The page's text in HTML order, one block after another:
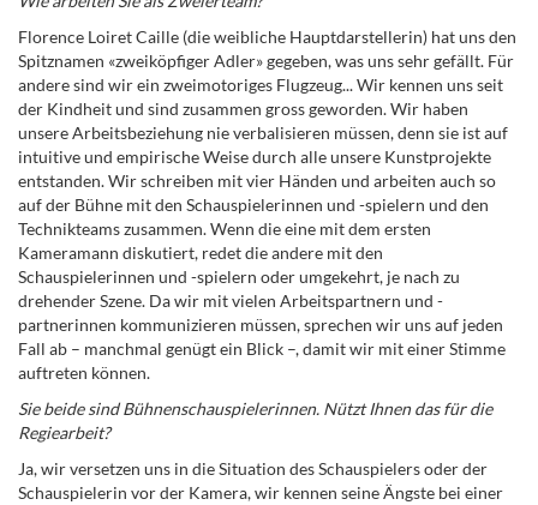
Florence Loiret Caille (die weibliche Hauptdarstellerin) hat uns den
Spitznamen «zweiköpfiger Adler» gegeben, was uns sehr gefällt. Für
andere sind wir ein zweimotoriges Flugzeug... Wir kennen uns seit
der Kindheit und sind zusammen gross geworden. Wir haben
unsere Arbeitsbeziehung nie verbalisieren müssen, denn sie ist auf
intuitive und empirische Weise durch alle unsere Kunstprojekte
entstanden. Wir schreiben mit vier Händen und arbeiten auch so
auf der Bühne mit den Schauspielerinnen und -spielern und den
Technikteams zusammen. Wenn die eine mit dem ersten
Kameramann diskutiert, redet die andere mit den
Schauspielerinnen und -spielern oder umgekehrt, je nach zu
drehender Szene. Da wir mit vielen Arbeitspartnern und -
partnerinnen kommunizieren müssen, sprechen wir uns auf jeden
Fall ab – manchmal genügt ein Blick –, damit wir mit einer Stimme
auftreten können.
Sie beide sind Bühnenschauspielerinnen. Nützt Ihnen das für die
Regiearbeit?
Ja, wir versetzen uns in die Situation des Schauspielers oder der
Schauspielerin vor der Kamera, wir kennen seine Ängste bei einer